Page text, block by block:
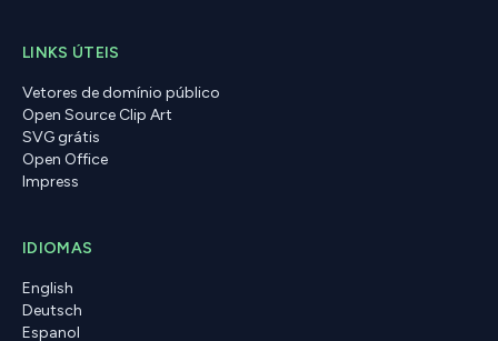
LINKS ÚTEIS
Vetores de domínio público
Open Source Clip Art
SVG grátis
Open Office
Impress
IDIOMAS
English
Deutsch
Espanol